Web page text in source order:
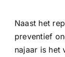
Naast het
preventief
najaar is het